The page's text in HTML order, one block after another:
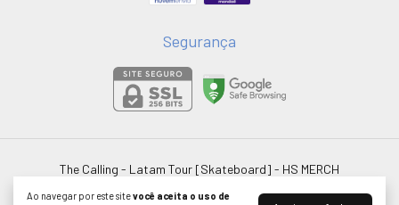
Ao navegar por este sitevocê aceita o uso de
Segurança
The Calling - Latam Tour [Skateboard] - HS MERCH